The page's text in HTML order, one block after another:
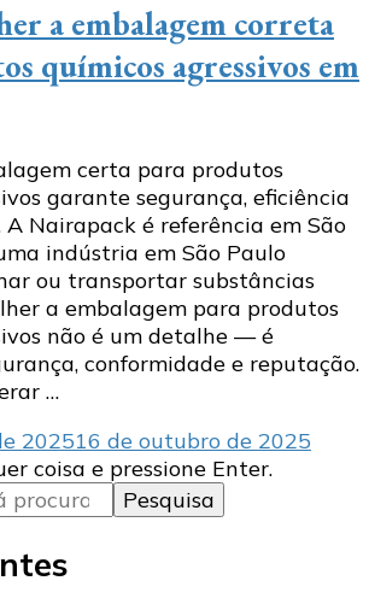
a embalagem correta
químicos agressivos em
certa para produtos
garante segurança, eficiência
A Nairapack é referência em São
indústria em São Paulo
ou transportar substâncias
a embalagem para produtos
não é um detalhe — é
conformidade e reputação.
…
202516 de outubro de 2025
coisa e pressione Enter.